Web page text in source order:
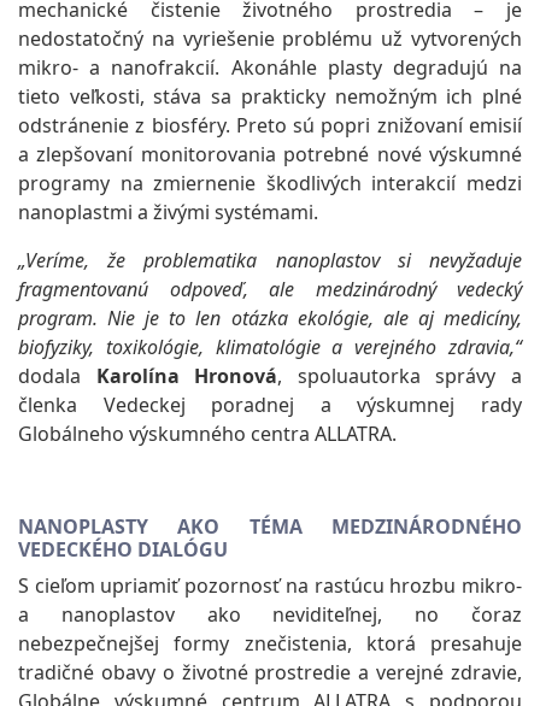
mechanické čistenie životného prostredia – je
nedostatočný na vyriešenie problému už vytvorených
mikro- a nanofrakcií. Akonáhle plasty degradujú na
tieto veľkosti, stáva sa prakticky nemožným ich plné
odstránenie z biosféry. Preto sú popri znižovaní emisií
a zlepšovaní monitorovania potrebné nové výskumné
programy na zmiernenie škodlivých interakcií medzi
nanoplastmi a živými systémami.
„Veríme, že problematika nanoplastov si nevyžaduje
fragmentovanú odpoveď, ale medzinárodný vedecký
program. Nie je to len otázka ekológie, ale aj medicíny,
biofyziky, toxikológie, klimatológie a verejného zdravia,“
dodala Karolína Hronová, spoluautorka správy a
členka Vedeckej poradnej a výskumnej rady
Globálneho výskumného centra ALLATRA.
NANOPLASTY AKO TÉMA MEDZINÁRODNÉHO
VEDECKÉHO DIALÓGU
S cieľom upriamiť pozornosť na rastúcu hrozbu mikro-
a nanoplastov ako neviditeľnej, no čoraz
nebezpečnejšej formy znečistenia, ktorá presahuje
tradičné obavy o životné prostredie a verejné zdravie,